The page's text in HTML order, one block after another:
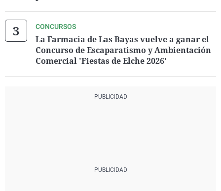
CONCURSOS
La Farmacia de Las Bayas vuelve a ganar el
Concurso de Escaparatismo y Ambientación
Comercial 'Fiestas de Elche 2026'